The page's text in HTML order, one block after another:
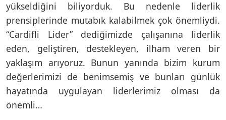
yükseldiğini biliyorduk. Bu nedenle liderlik
prensiplerinde mutabık kalabilmek çok önemliydi.
“Cardifli Lider” dediğimizde çalışanına liderlik
eden, geliştiren, destekleyen, ilham veren bir
yaklaşım arıyoruz. Bunun yanında bizim kurum
değerlerimizi de benimsemiş ve bunları günlük
hayatında uygulayan liderlerimiz olması da
önemli…